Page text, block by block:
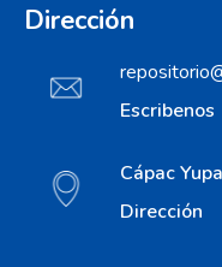
Dirección
Escribenos
Cápac
Dirección